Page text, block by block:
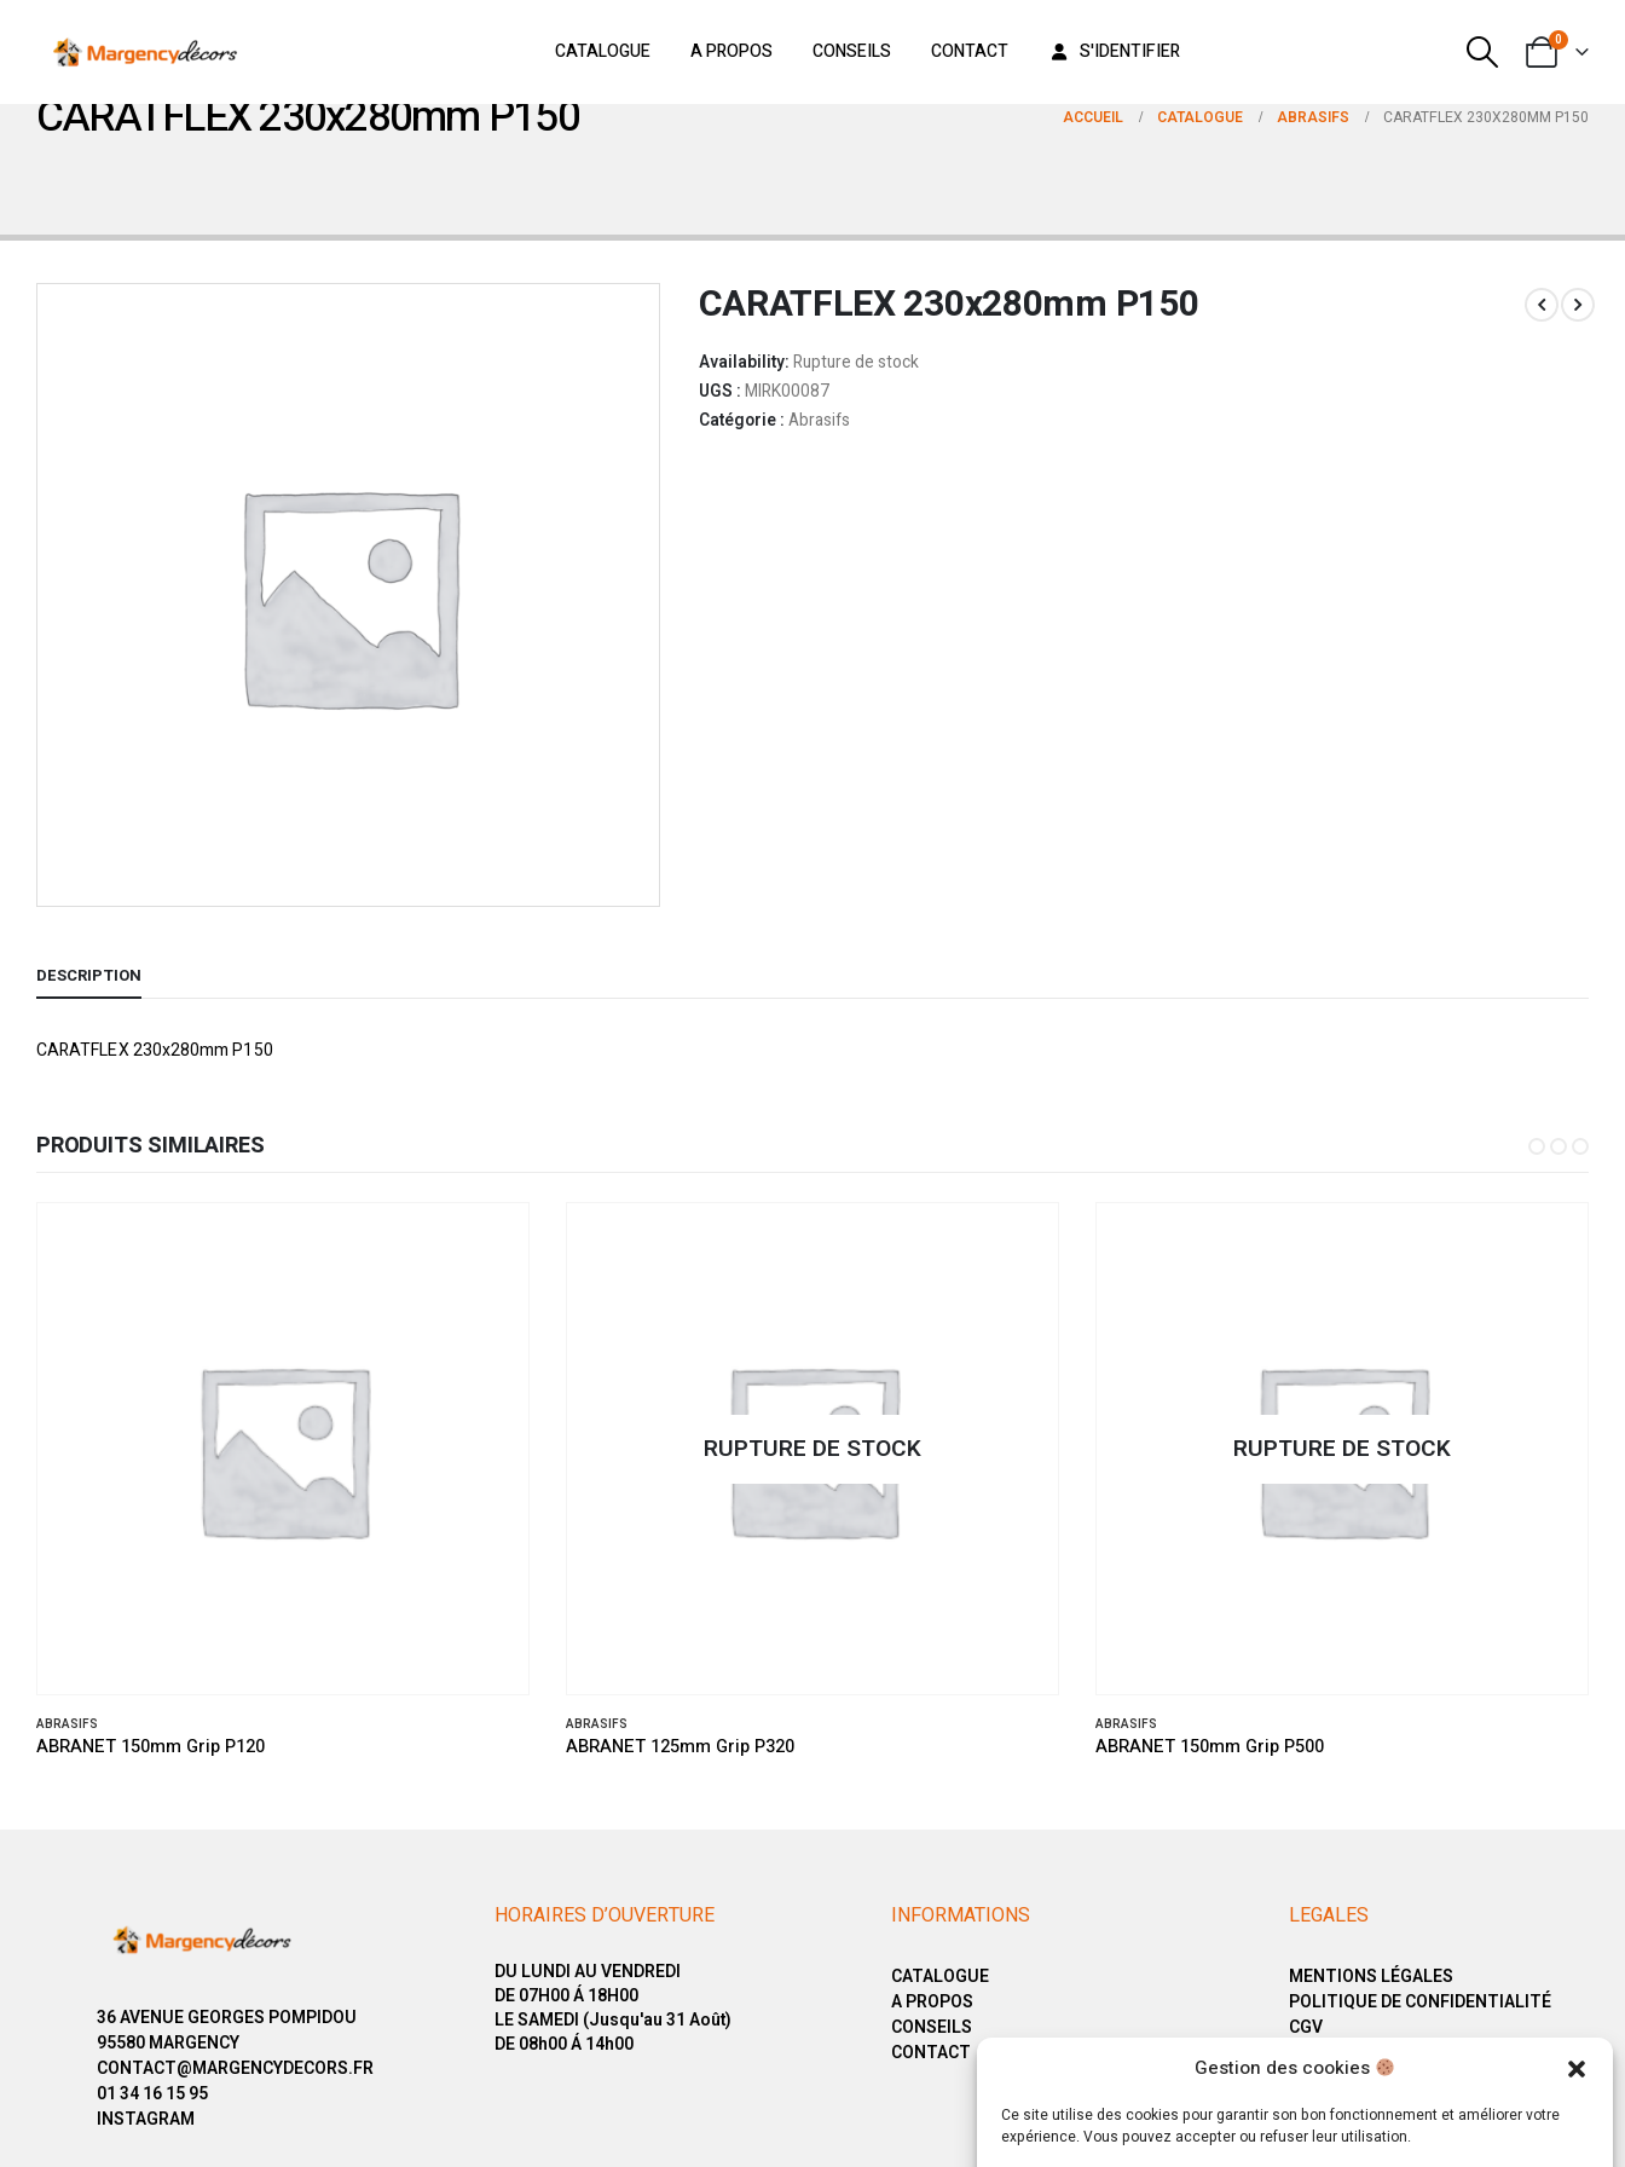
Gestion des cookies
Ce site utilise des cookies pour garantir son bon fonctionnement et améliorer votre
expérience. Vous pouvez accepter ou refuser leur utilisation.
CATALOGUE A PROPOS CONSEILS CONTACT S'IDENTIFIER 0
CARATFLEX 230x280mm P150 ACCUEIL CATALOGUE ABRASIFS CARATFLEX 230X280MM P150
CARATFLEX 230x280mm P150
Availability: Rupture de stock
UGS : MIRK00087
Catégorie : Abrasifs
DESCRIPTION
CARATFLEX 230x280mm P150
PRODUITS SIMILAIRES
ABRASIFS
ABRANET 150mm Grip P120
RUPTURE DE STOCK
ABRASIFS
ABRANET 125mm Grip P320
RUPTURE DE STOCK
ABRASIFS
ABRANET 150mm Grip P500
36 AVENUE GEORGES POMPIDOU
95580 MARGENCY
CONTACT@MARGENCYDECORS.FR
01 34 16 15 95
INSTAGRAM
HORAIRES D’OUVERTURE
DU LUNDI AU VENDREDI
DE 07H00 Á 18H00
LE SAMEDI (Jusqu'au 31 Août)
DE 08h00 Á 14h00
INFORMATIONS
CATALOGUE
A PROPOS
CONSEILS
CONTACT
LEGALES
MENTIONS LÉGALES
POLITIQUE DE CONFIDENTIALITÉ
CGV